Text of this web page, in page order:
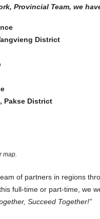
Provincial Team, we
District
Pakse District
map.
of partners in regions
full-time or part-time, we
Succeed Together!”
4-Bedroom House
in Prime Vientiane
Viêng Chăn, Hadxayfong